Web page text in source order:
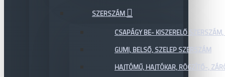
SZERSZÁM
CSAPÁGY BE- KISZERELŐ
GUMI, BELSŐ, SZELEP SZERSZÁM
HAJTÓMŰ, HAJTÓKAR, RÖGZÍTŐ-,